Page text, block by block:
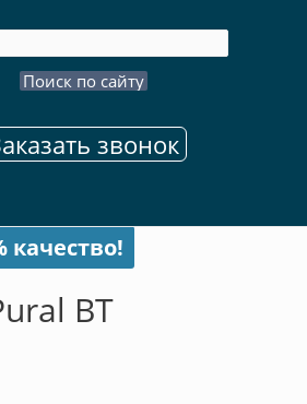
звонок
качество!
BT